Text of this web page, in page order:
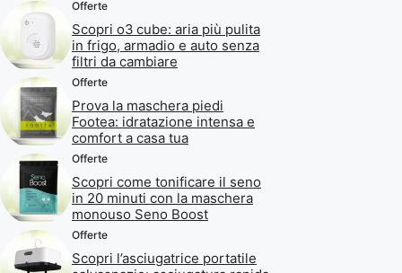
Offerte
Scopri o3 cube: aria più pulita
in frigo, armadio e auto senza
filtri da cambiare
Offerte
Prova la maschera piedi
Footea: idratazione intensa e
comfort a casa tua
Offerte
Scopri come tonificare il seno
in 20 minuti con la maschera
monouso Seno Boost
Offerte
Scopri l’asciugatrice portatile